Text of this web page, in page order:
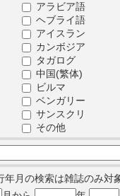
アラビア語
ヘブライ語
アイスラン
カンボジア
タガログ
中国(繁体)
ビルマ
ベンガリー
サンスクリ
その他
年月の検索は雑誌のみ対